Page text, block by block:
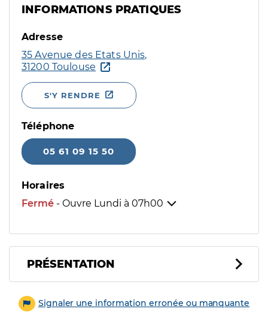
INFORMATIONS PRATIQUES
Adresse
35 Avenue des Etats Unis,
31200 Toulouse
S'Y RENDRE
Téléphone
05 61 09 15 50
Horaires
Fermé - Ouvre Lundi à 07h00
PRÉSENTATION
Signaler une information erronée ou manquante